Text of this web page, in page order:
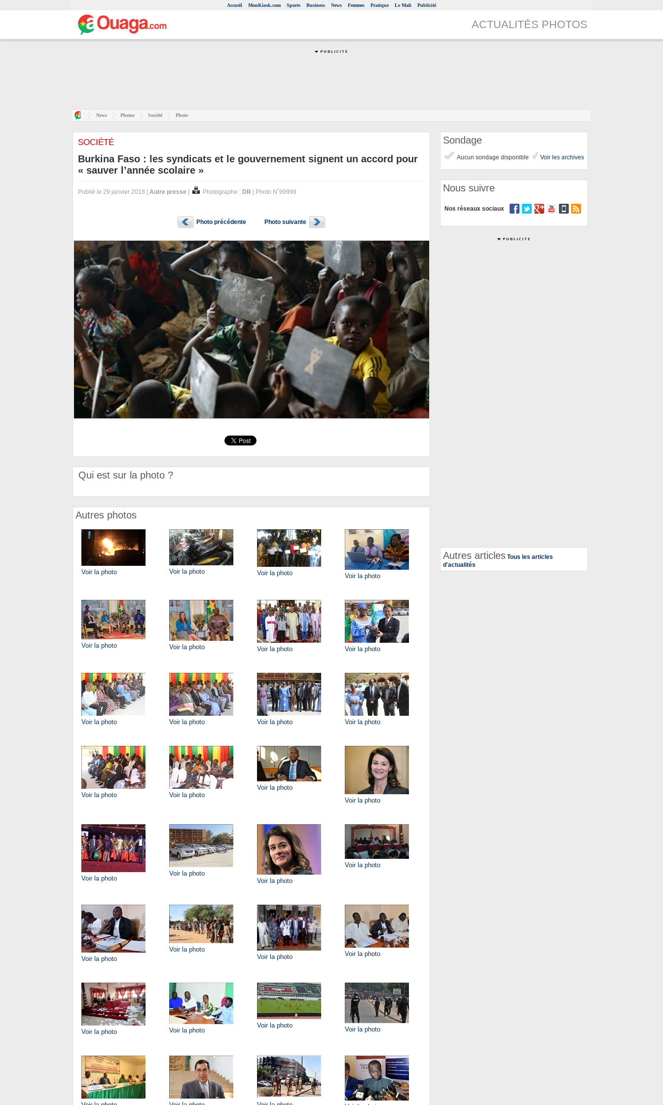
Accueil MonKiosk.com Sports Business News Femmes Pratique Le Mali Publicité
ACTUALITÉS PHOTOS
News Photos Société Photo
SOCIÉTÉ
Burkina Faso : les syndicats et le gouvernement signent un accord pour
« sauver l’année scolaire »
Publié le 29 janvier 2018 | Autre presse Photographe : DR | Photo N˚99999
Photo précédente Photo suivante
Qui est sur la photo ?
Autres photos
Voir la photo Voir la photo Voir la photo Voir la photo
Voir la photo Voir la photo Voir la photo Voir la photo
Voir la photo Voir la photo Voir la photo Voir la photo
Voir la photo Voir la photo
Voir la photo
Voir la photo
Voir la photo
Voir la photo
Voir la photo
Voir la photo
Voir la photo
Voir la photo
Voir la photo
Voir la photo
Voir la photo Voir la photo
Voir la photo
Voir la photo
Sondage
Aucun sondage disponible Voir les archives
Nous suivre
Nos réseaux sociaux
Autres articles Tous les articles
d'actualités